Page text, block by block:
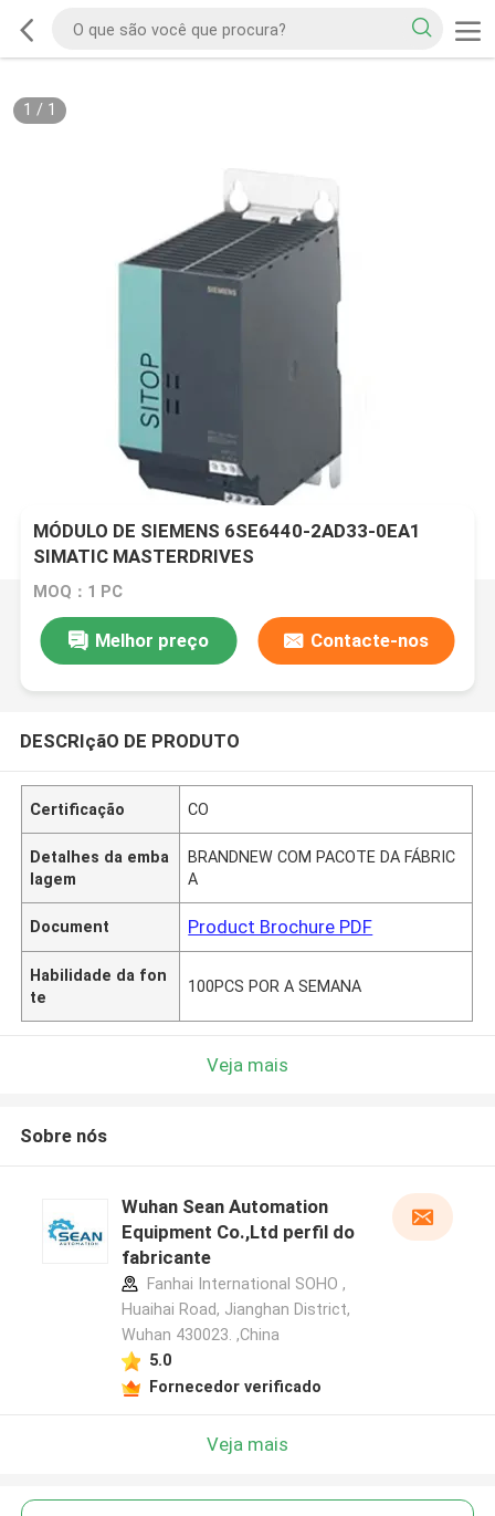
1 / 1
MÓDULO DE SIEMENS 6SE6440-2AD33-0EA1
SIMATIC MASTERDRIVES
MOQ：1 PC
Melhor preço Contacte-nos
DESCRIçãO DE PRODUTO
Certificação CO
Detalhes da emba
lagem
BRANDNEW COM PACOTE DA FÁBRIC
A
Document Product Brochure PDF
Habilidade da fon
te
100PCS POR A SEMANA
Veja mais
Sobre nós
Wuhan Sean Automation
Equipment Co.,Ltd perfil do
fabricante
Fanhai International SOHO ,
Huaihai Road, Jianghan District,
Wuhan 430023. ,China
5.0
Fornecedor verificado
Veja mais